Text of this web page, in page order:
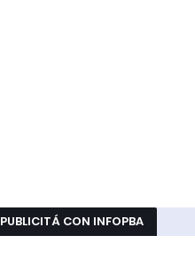
PUBLICITÁ CON INFOPBA